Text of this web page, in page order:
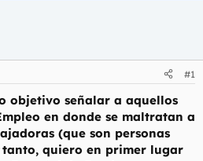
#1
objetivo señalar a aquellos
en donde se maltratan a
(que son personas
quiero en primer lugar